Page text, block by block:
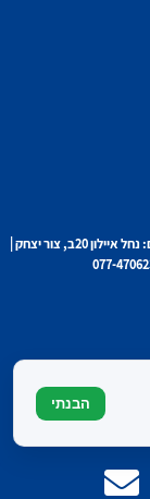
© כל הזכויות שמורות לאתר iGaz אייגז 2021 - 2026 | משרדים: נחל איילון 20ב, צור יצחק |
הבנתי